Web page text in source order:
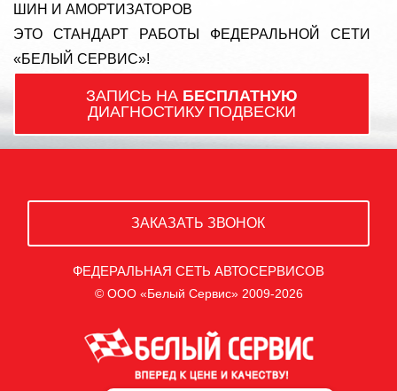
ШИН И АМОРТИЗАТОРОВ
ЭТО СТАНДАРТ РАБОТЫ ФЕДЕРАЛЬНОЙ СЕТИ
«БЕЛЫЙ СЕРВИС»!
ЗАПИСЬ НА БЕСПЛАТНУЮ
ДИАГНОСТИКУ ПОДВЕСКИ
ЗАКАЗАТЬ ЗВОНОК
ФЕДЕРАЛЬНАЯ СЕТЬ АВТОСЕРВИСОВ
© ООО «Белый Сервис» 2009-2026